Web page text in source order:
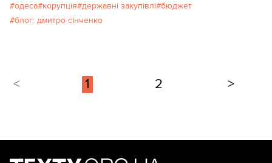
одеса корупція державні закупівлі бюджет
блог: дмитро сінченко
< 1 2 >